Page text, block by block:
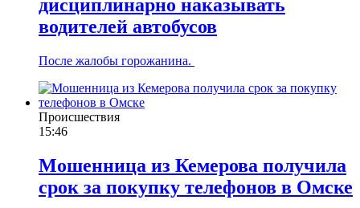
дисциплинарно наказывать
водителей автобусов
После жалобы горожанина.
Происшествия
15:46
Мошенница из Кемерова получила
срок за покупку телефонов в Омске